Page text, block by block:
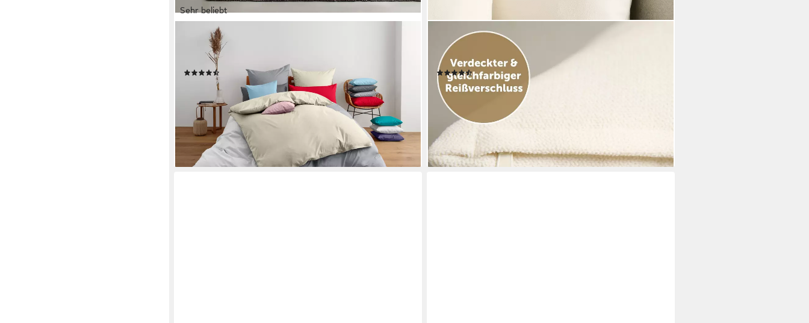
Sehr beliebt
OTTO HOME
Kissenbezüge Luisa., (2 Stück), aus 100% Baumwolle, mit
Reißverschluss, atmungsaktiv, uni
ab 10,99 €
lieferbar - in 1-2 Werktagen bei dir
BLUMTAL
Kissenbezug Chenille - Kuscheliges Zierkissen, (2 Stück),
mit verstecktem Reißverschluss im praktischen Set
(422)
16,99 € UVP21,99 €
-23%
lieferbar - in 2-3 Werktagen bei dir